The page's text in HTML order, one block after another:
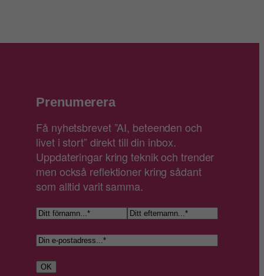
Prenumerera
Få nyhetsbrevet ”AI, beteenden och
livet i stort” direkt till din inbox.
Uppdateringar kring teknik och trender
men också reflektioner kring sådant
som alltid varit samma.
N
m
ö
n
E
pOK